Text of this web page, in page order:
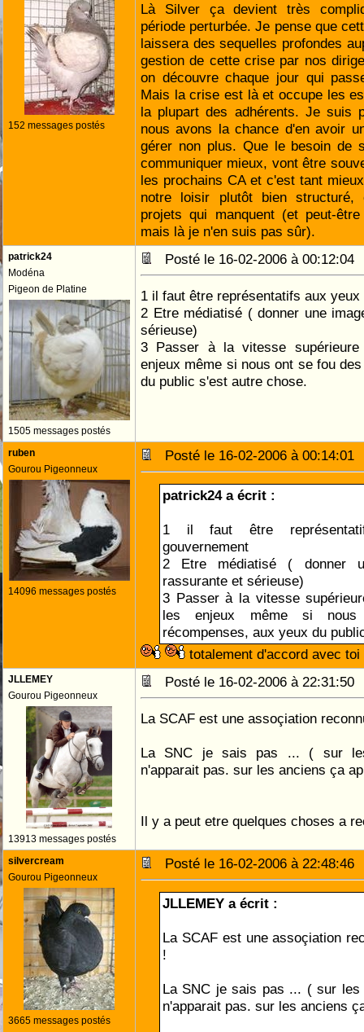
152 messages postés
Là Silver ça devient très
période perturbée. Je pense que
laissera des sequelles profondes
gestion de cette crise par nos
on découvre chaque jour qui
Mais la crise est là et occupe les
la plupart des adhérents. Je suis
nous avons la chance d'en avoir
gérer non plus. Que le besoin de
communiquer mieux, vont être
les prochains CA et c'est tant
notre loisir plutôt bien structuré,
projets qui manquent (et peut-
mais là je n'en suis pas sûr).
patrick24
Modéna
Pigeon de Platine
1505 messages postés
Posté le 16-02-2006 à
1 il faut être représentatifs aux yeux
2 Etre médiatisé ( donner une
sérieuse)
3 Passer à la vitesse
enjeux même si nous ont se fou
du public s'est autre chose.
ruben
Gourou Pigeonneux
14096 messages postés
Posté le 16-02-2006 à
patrick24 a écrit :
1 il faut être
gouvernement
2 Etre médiatisé ( donner
rassurante et sérieuse)
3 Passer à la vitesse
les enjeux même si
récompenses, aux yeux du
totalement d'accord avec toi
JLLEMEY
Gourou Pigeonneux
13913 messages postés
Posté le 16-02-2006 à
La SCAF est une assoçiation
La SNC je sais pas ... ( sur
n'apparait pas. sur les anciens ça
Il y a peut etre quelques choses a
silvercream
Gourou Pigeonneux
3665 messages postés
Posté le 16-02-2006 à
JLLEMEY a écrit :
La SCAF est une assoçiation
!
La SNC je sais pas ... ( sur les
n'apparait pas. sur les anciens